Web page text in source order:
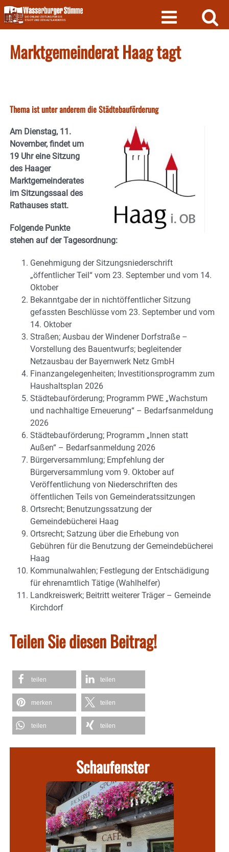
Skip
to
content
Marktgemeinderat Haag tagt
Thema ist unter anderem die Städtebauförderung
Am Dienstag, 11.
November, findet um
19 Uhr eine Sitzung
des Haager
Marktgemeinderates
im Sitzungssaal des
Rathauses statt.
Folgende Punkte
stehen auf der Tagesordnung:
Genehmigung der Sitzungsniederschrift
„öffentlicher Teil“ vom 23. September und vom 14.
Oktober
Bekanntgabe der in nichtöffentlicher Sitzung
gefassten Beschlüsse vom 23. September und vom
14. Oktober
Straßen; Ausbau der Windener Dorfstraße –
Vorstellung des Bauentwurfs; begleitender
Netzausbau der Bayernwerk Netz GmbH
Finanzangelegenheiten; Investitionsprogramm zum
Haushaltsplan 2026
Städtebauförderung; Programm PWE „Wachstum
und nachhaltige Erneuerung“ – Bedarfsanmeldung
2026
Städtebauförderung; Programm „Innen statt
Außen“ – Bedarfsanmeldung 2026
Bürgerversammlung; Empfehlung der
Bürgerversammlung vom 9. Oktober auf
Veröffentlichung von Niederschriften des
öffentlichen Teils von Gemeinderatssitzungen
Ortsrecht; Benutzungssatzung der
Gemeindebücherei Haag
Ortsrecht; Satzung über die Erhebung von
Gebühren für die Benutzung der Gemeindebücherei
Haag
Kommunalwahlen; Festlegung der Entschädigung
für ehrenamtlich Tätige (Wahlhelfer)
Landkreiswerk; Beitritt weiterer Träger – Gemeinde
Kirchdorf
Teilen Sie diesen Beitrag!
teilen teilen
merken teilen
teilen teilen
Schaufenster